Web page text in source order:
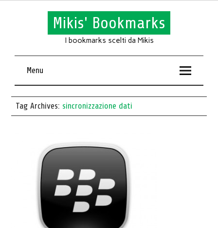
Mikis' Bookmarks
I bookmarks scelti da Mikis
Menu
Tag Archives: sincronizzazione dati